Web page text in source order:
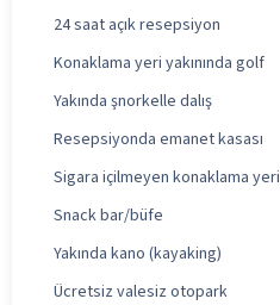
24 saat açık resepsiyon
Konaklama yeri yakınında golf
Yakında şnorkelle dalış
Resepsiyonda emanet kasası
Sigara içilmeyen konaklama yeri
Snack bar/büfe
Yakında kano (kayaking)
Ücretsiz valesiz otopark